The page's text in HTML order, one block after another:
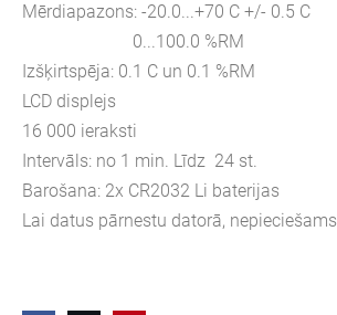
Mērdiapazons: -20.0...+70 C +/- 0.5 C
0...100.0 %RM
Izšķirtspēja: 0.1 C un 0.1 %RM
LCD displejs
16 000 ieraksti
Intervāls: no 1 min. Līdz 24 st.
Barošana: 2x CR2032 Li baterijas
Lai datus pārnestu datorā, nepieciešams